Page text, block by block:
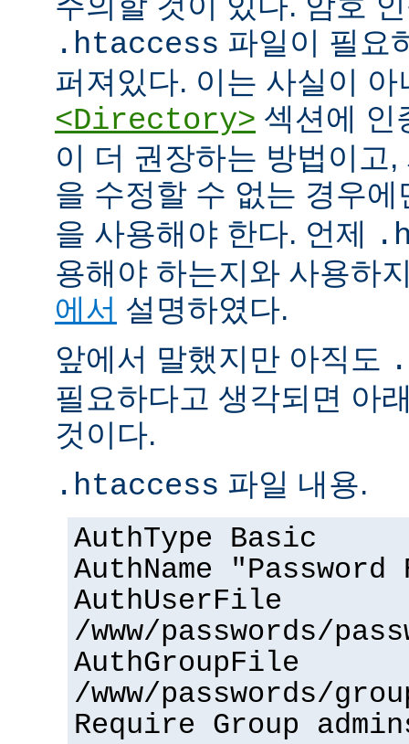
.htaccess 파일이 필요
퍼져있다. 이는 사실이
<Directory> 섹션에 인
이 더 권장하는 방법이고
을 수정할 수 없는 경우
을 사용해야 한다. 언제
용해야 하는지와 사용하
에서 설명하였다.
앞에서 말했지만 아직도
필요하다고 생각되면 아
것이다.
.htaccess 파일 내용.
AuthType Basic
AuthName
AuthUserFile
/www/passwords/
AuthGroupFile
/www/passwords/
Require Group